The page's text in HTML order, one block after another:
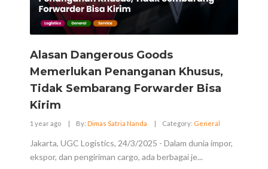
Alasan Dangerous Goods
Memerlukan Penanganan Khusus,
Tidak Sembarang Forwarder Bisa
Kirim
1 year ago | By: Dimas Satria Nanda | Category: General
Jakarta, UGC Logistics, 24/3/2025 - Dalam dunia impor,
ekspor, dan pengiriman cargo, ada berbagai je...